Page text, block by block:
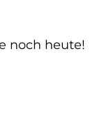
noch heute!